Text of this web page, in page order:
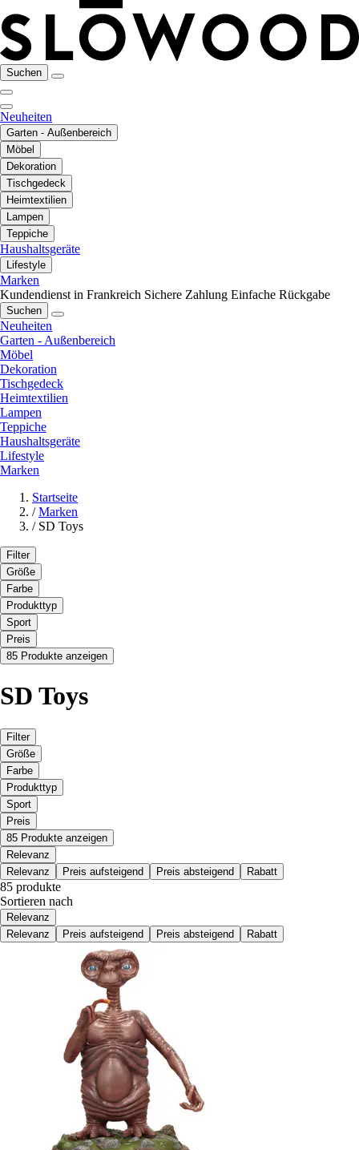
Suchen
Neuheiten
Garten - Außenbereich
Möbel
Dekoration
Tischgedeck
Heimtextilien
Lampen
Teppiche
Haushaltsgeräte
Lifestyle
Marken
Kundendienst in Frankreich Sichere Zahlung Einfache Rückgabe
Suchen
Neuheiten
Garten - Außenbereich
Möbel
Dekoration
Tischgedeck
Heimtextilien
Lampen
Teppiche
Haushaltsgeräte
Lifestyle
Marken
Startseite
/ Marken
/ SD Toys
Filter
Größe
Farbe
Produkttyp
Sport
Preis
85 Produkte anzeigen
SD Toys
Filter
Größe
Farbe
Produkttyp
Sport
Preis
85 Produkte anzeigen
Relevanz
Relevanz
Preis aufsteigend Preis absteigend Rabatt
85 produkte
Sortieren nach
Relevanz
Relevanz
Preis aufsteigend Preis absteigend Rabatt